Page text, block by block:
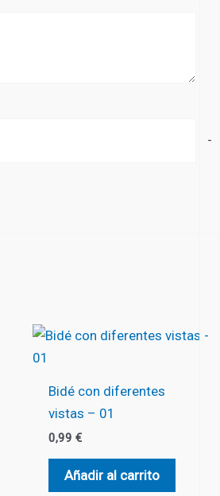
-
Bidé con diferentes
vistas – 01
0,99€
Añadir al carrito